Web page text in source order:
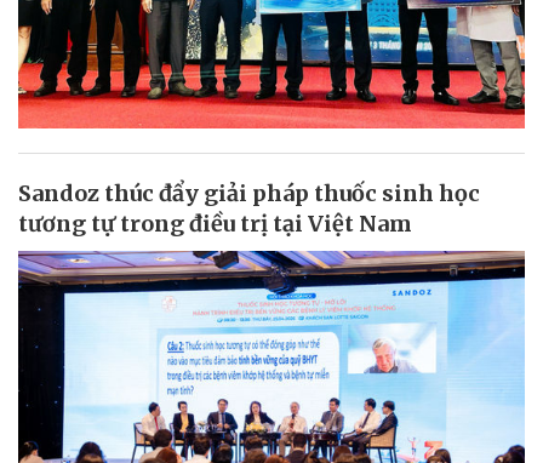
Sandoz thúc đẩy giải pháp thuốc sinh học
tương tự trong điều trị tại Việt Nam